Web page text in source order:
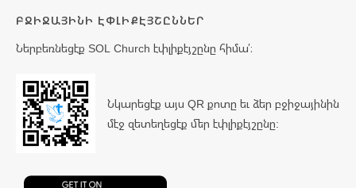
ԲՋԻՋԱՅԻՆԻ ԷՓԼԻՔԷՅՇԸՆՆԵՐ
Ներբեռնեցէք SOL Church էփլիքէյշընը հիմա՛։
Նկարեցէք այս QR քոտը եւ ձեր բջիջայինին
մէջ զետեղեցէք մեր էփլիքէյշընը: